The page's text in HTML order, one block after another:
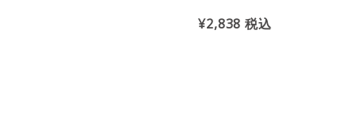
¥2,838税込